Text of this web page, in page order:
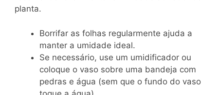
planta.
Borrifar as folhas regularmente ajuda a
manter a umidade ideal.
Se necessário, use um umidificador ou
coloque o vaso sobre uma bandeja com
pedras e água (sem que o fundo do vaso